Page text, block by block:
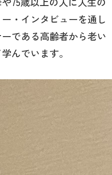
・インタビューを通し
である高齢者から老い
んでいます。